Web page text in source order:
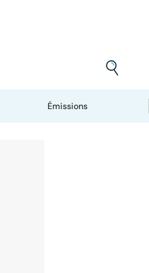
Émissions